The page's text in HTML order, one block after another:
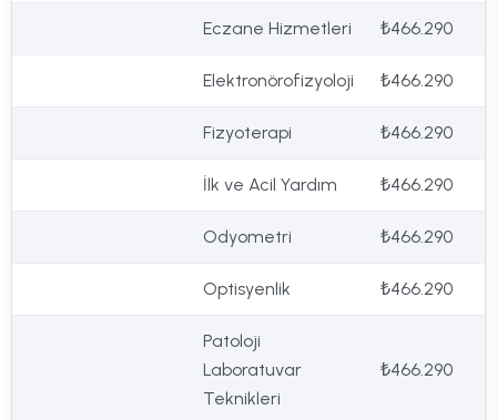
Eczane Hizmetleri ₺466.290
Elektronörofizyoloji ₺466.290
Fizyoterapi ₺466.290
İlk ve Acil Yardım ₺466.290
Odyometri ₺466.290
Optisyenlik ₺466.290
Patoloji
Laboratuvar
Teknikleri
₺466.290